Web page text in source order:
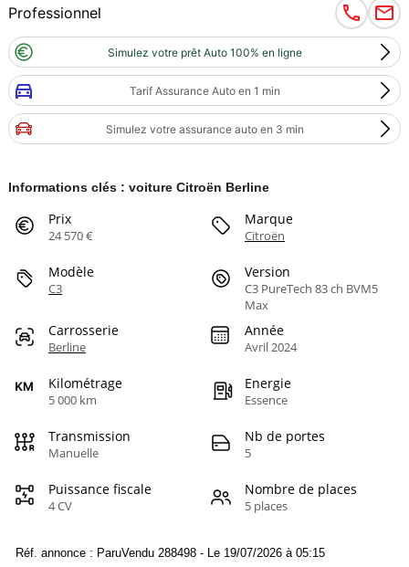
Professionnel
Simulez votre prêt Auto 100% en ligne
Tarif Assurance Auto en 1 min
Simulez votre assurance auto en 3 min
Informations clés : voiture Citroën Berline
Prix
24 570 €
Marque
Citroën
Modèle
C3
Version
C3 PureTech 83 ch BVM5
Max
Carrosserie
Berline
Année
Avril 2024
Kilométrage
5 000 km
Energie
Essence
Transmission
Manuelle
Nb de portes
5
Puissance fiscale
4 CV
Nombre de places
5 places
Réf. annonce : ParuVendu 288498 - Le 19/07/2026 à 05:15